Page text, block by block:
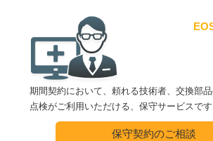
期間契約において、頼れる技術者、交換部
点検がご利用いただける、保守サービスです
保守契約のご相談